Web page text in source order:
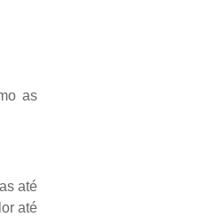
as
até
até